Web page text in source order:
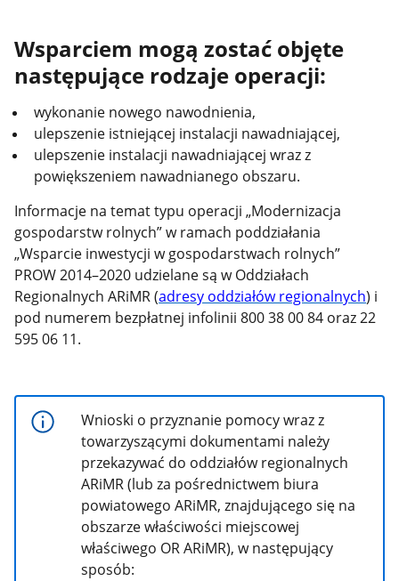
Wsparciem mogą zostać objęte
następujące rodzaje operacji:
wykonanie nowego nawodnienia,
ulepszenie istniejącej instalacji nawadniającej,
ulepszenie instalacji nawadniającej wraz z
powiększeniem nawadnianego obszaru.
Informacje na temat typu operacji „Modernizacja
gospodarstw rolnych” w ramach poddziałania
„Wsparcie inwestycji w gospodarstwach rolnych”
PROW 2014–2020 udzielane są w Oddziałach
Regionalnych ARiMR (adresy oddziałów regionalnych) i
pod numerem bezpłatnej infolinii 800 38 00 84 oraz 22
595 06 11.
Wnioski o przyznanie pomocy wraz z
towarzyszącymi dokumentami należy
przekazywać do oddziałów regionalnych
ARiMR (lub za pośrednictwem biura
powiatowego ARiMR, znajdującego się na
obszarze właściwości miejscowej
właściwego OR ARiMR), w następujący
sposób: